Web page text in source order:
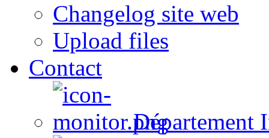
Changelog site web
Upload files
Contact
Département